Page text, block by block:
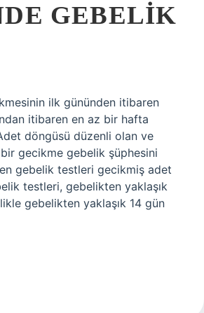
GEBELIK
ilk gününden itibaren
itibaren en az bir hafta
döngüsü düzenli olan ve
gecikme gebelik şüphesini
gebelik testleri gecikmiş adet
testleri, gebelikten yaklaşık
gebelikten yaklaşık 14 gün